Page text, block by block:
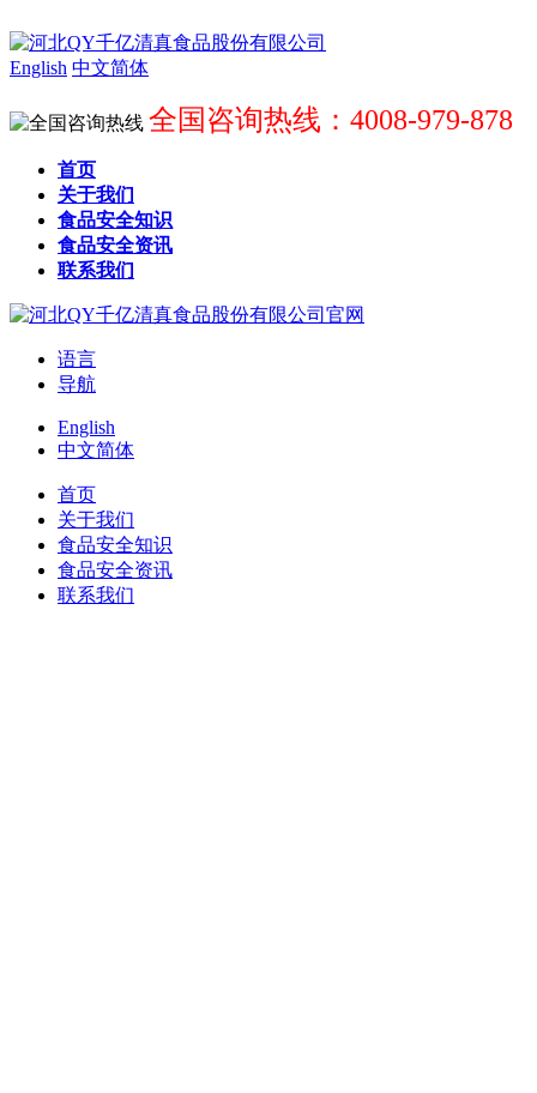
English 中文简体
全国咨询热线：4008-979-878
首页
关于我们
食品安全知识
食品安全资讯
联系我们
语言
导航
English
中文简体
首页
关于我们
食品安全知识
食品安全资讯
联系我们